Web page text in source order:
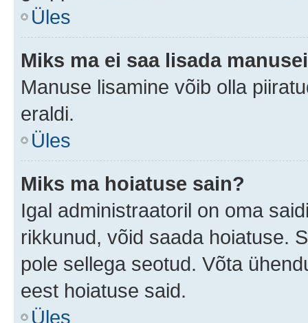
Üles
Miks ma ei saa lisada
Manuse lisamine võib olla
eraldi.
Üles
Miks ma hoiatuse sain?
Igal administraatoril on oma
rikkunud, võid saada hoiatuse.
pole sellega seotud. Võta
eest hoiatuse said.
Üles